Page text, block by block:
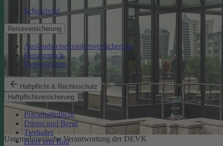
Schutzbrief
Reiseversicherung
Auslandsreisekrankenversicherung
Reisegepäck
Reiserücktritt
Haftpflicht & Rechtsschutz
Haftpflichtversicherung
Privathaftpflicht
Dienst und Beruf
Tierhalter
Haus und Bau
Unternehmerische Verantwortung der DEVK